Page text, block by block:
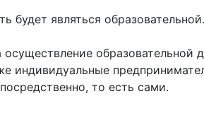
будет являться
индивидуальные
то есть сами.